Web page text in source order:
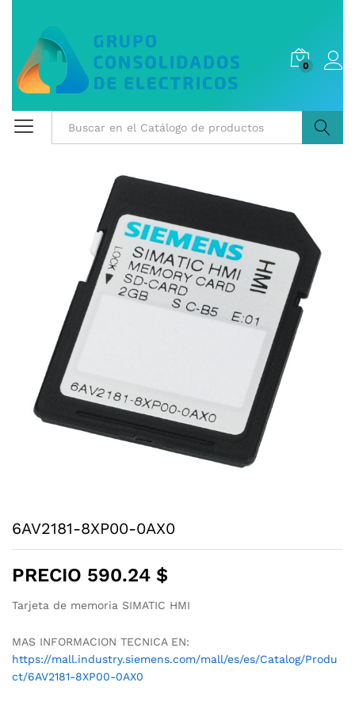
0
6AV2181-8XP00-0AX0
PRECIO 590.24 $
Tarjeta de memoria SIMATIC HMI
MAS INFORMACION TECNICA EN:
https://mall.industry.siemens.com/mall/es/es/Catalog/Produ
ct/6AV2181-8XP00-0AX0